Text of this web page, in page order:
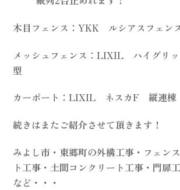
木目フェンス：YKK ルシアスフェン
メッシュフェンス：LIXIL ハイグリ
型
カーポート：LIXIL ネスカF 縦連棟
続きはまたご紹介させて頂きます！
みよし市・東郷町の外構工事・フェン
ト工事・土間コンクリート工事・門扉
など・・・